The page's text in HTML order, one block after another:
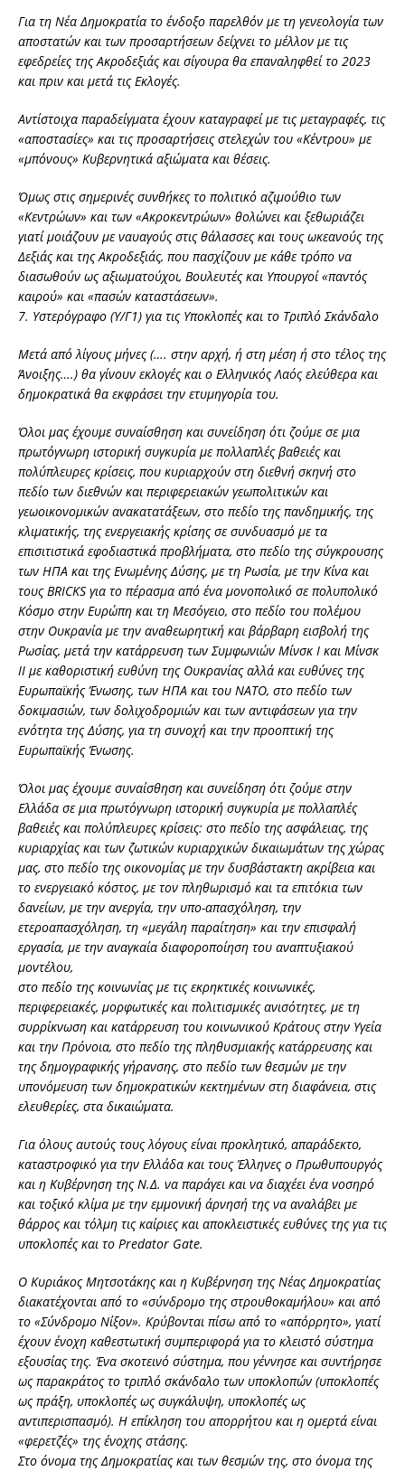
Για τη Νέα Δημοκρατία το ένδοξο παρελθόν με τη γενεολογία των
αποστατών και των προσαρτήσεων δείχνει το μέλλον με τις
εφεδρείες της Ακροδεξιάς και σίγουρα θα επαναληφθεί το 2023
και πριν και μετά τις Εκλογές.
Αντίστοιχα παραδείγματα έχουν καταγραφεί με τις μεταγραφές, τις
«αποστασίες» και τις προσαρτήσεις στελεχών του «Κέντρου» με
«μπόνους» Κυβερνητικά αξιώματα και θέσεις.
Όμως στις σημερινές συνθήκες το πολιτικό αζιμούθιο των
«Κεντρώων» και των «Ακροκεντρώων» θολώνει και ξεθωριάζει
γιατί μοιάζουν με ναυαγούς στις θάλασσες και τους ωκεανούς της
Δεξιάς και της Ακροδεξιάς, που πασχίζουν με κάθε τρόπο να
διασωθούν ως αξιωματούχοι, Βουλευτές και Υπουργοί «παντός
καιρού» και «πασών καταστάσεων».
7. Υστερόγραφο (Υ/Γ1) για τις Υποκλοπές και το Τριπλό Σκάνδαλο
Μετά από λίγους μήνες (…. στην αρχή, ή στη μέση ή στο τέλος της
Άνοιξης….) θα γίνουν εκλογές και ο Ελληνικός Λαός ελεύθερα και
δημοκρατικά θα εκφράσει την ετυμηγορία του.
Όλοι μας έχουμε συναίσθηση και συνείδηση ότι ζούμε σε μια
πρωτόγνωρη ιστορική συγκυρία με πολλαπλές βαθειές και
πολύπλευρες κρίσεις, που κυριαρχούν στη διεθνή σκηνή στο
πεδίο των διεθνών και περιφερειακών γεωπολιτικών και
γεωοικονομικών ανακατατάξεων, στο πεδίο της πανδημικής, της
κλιματικής, της ενεργειακής κρίσης σε συνδυασμό με τα
επισιτιστικά εφοδιαστικά προβλήματα, στο πεδίο της σύγκρουσης
των ΗΠΑ και της Ενωμένης Δύσης, με τη Ρωσία, με την Κίνα και
τους BRICKS για το πέρασμα από ένα μονοπολικό σε πολυπολικό
Κόσμο στην Ευρώπη και τη Μεσόγειο, στο πεδίο του πολέμου
στην Ουκρανία με την αναθεωρητική και βάρβαρη εισβολή της
Ρωσίας, μετά την κατάρρευση των Συμφωνιών Μίνσκ Ι και Μίνσκ
ΙΙ με καθοριστική ευθύνη της Ουκρανίας αλλά και ευθύνες της
Ευρωπαϊκής Ένωσης, των ΗΠΑ και του ΝΑΤΟ, στο πεδίο των
δοκιμασιών, των δολιχοδρομιών και των αντιφάσεων για την
ενότητα της Δύσης, για τη συνοχή και την προοπτική της
Ευρωπαϊκής Ένωσης.
Όλοι μας έχουμε συναίσθηση και συνείδηση ότι ζούμε στην
Ελλάδα σε μια πρωτόγνωρη ιστορική συγκυρία με πολλαπλές
βαθειές και πολύπλευρες κρίσεις: στο πεδίο της ασφάλειας, της
κυριαρχίας και των ζωτικών κυριαρχικών δικαιωμάτων της χώρας
μας, στο πεδίο της οικονομίας με την δυσβάστακτη ακρίβεια και
το ενεργειακό κόστος, με τον πληθωρισμό και τα επιτόκια των
δανείων, με την ανεργία, την υπο-απασχόληση, την
ετεροαπασχόληση, τη «μεγάλη παραίτηση» και την επισφαλή
εργασία, με την αναγκαία διαφοροποίηση του αναπτυξιακού
μοντέλου,
στο πεδίο της κοινωνίας με τις εκρηκτικές κοινωνικές,
περιφερειακές, μορφωτικές και πολιτισμικές ανισότητες, με τη
συρρίκνωση και κατάρρευση του κοινωνικού Κράτους στην Υγεία
και την Πρόνοια, στο πεδίο της πληθυσμιακής κατάρρευσης και
της δημογραφικής γήρανσης, στο πεδίο των θεσμών με την
υπονόμευση των δημοκρατικών κεκτημένων στη διαφάνεια, στις
ελευθερίες, στα δικαιώματα.
Για όλους αυτούς τους λόγους είναι προκλητικό, απαράδεκτο,
καταστροφικό για την Ελλάδα και τους Έλληνες ο Πρωθυπουργός
και η Κυβέρνηση της Ν.Δ. να παράγει και να διαχέει ένα νοσηρό
και τοξικό κλίμα με την εμμονική άρνησή της να αναλάβει με
θάρρος και τόλμη τις καίριες και αποκλειστικές ευθύνες της για τις
υποκλοπές και το Predator Gate.
Ο Κυριάκος Μητσοτάκης και η Κυβέρνηση της Νέας Δημοκρατίας
διακατέχονται από το «σύνδρομο της στρουθοκαμήλου» και από
το «Σύνδρομο Νίξον». Κρύβονται πίσω από το «απόρρητο», γιατί
έχουν ένοχη καθεστωτική συμπεριφορά για το κλειστό σύστημα
εξουσίας της. Ένα σκοτεινό σύστημα, που γέννησε και συντήρησε
ως παρακράτος το τριπλό σκάνδαλο των υποκλοπών (υποκλοπές
ως πράξη, υποκλοπές ως συγκάλυψη, υποκλοπές ως
αντιπερισπασμό). Η επίκληση του απορρήτου και η ομερτά είναι
«φερετζές» της ένοχης στάσης.
Στο όνομα της Δημοκρατίας και των θεσμών της, στο όνομα της